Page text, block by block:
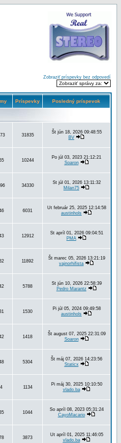
Zobraziť príspevky bez odpovedí
Príspevky Posledný príspevok
31835
Št jún 18, 2026 09:48:55
BV
10244
Po júl 03, 2023 21:12:21
Soaron
34330
St júl 01, 2026 13:11:32
Milan75
6031
Ut február 25, 2025 12:14:58
austinhols
12912
St apríl 01, 2026 09:04:51
PMA
11892
Št marec 05, 2026 13:21:19
vajnorhifista
5788
St jún 10, 2026 22:58:39
Pedro Marantz
1530
Pi júl 05, 2024 09:49:58
austinhols
1418
Št august 07, 2025 22:31:09
Soaron
5304
Št máj 07, 2026 14:23:56
Staticx
1134
Pi máj 30, 2025 10:10:50
vlado.ba
1044
So apríl 08, 2023 05:31:24
CayoMacario
3873
Ut apríl 01, 2025 11:46:05
vlado.ba